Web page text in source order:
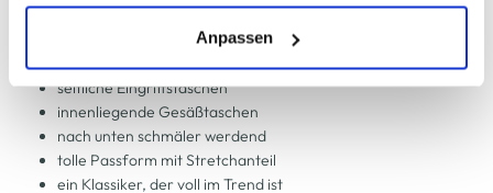
erlauben" bzw. "Alle erlauben" klicken. Mehr dazu
(einschließlich der Möglichkeit, die Einwilligungserklärung
zu ändern oder zu widerrufen) erfahren Sie in unserem
Cookie-Hinweisbzw. derDatenschutzerklärung.
Anpassen
bequeme Cordhose von Jim Spencer
mit Reißverschluss und Knopf zu schließen
integrierte Bindekordel im Bund
seitliche Eingriffstaschen
innenliegende Gesäßtaschen
nach unten schmäler werdend
tolle Passform mit Stretchanteil
ein Klassiker, der voll im Trend ist